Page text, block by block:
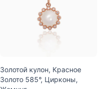
Золотой кулон, Красное
Золото 585°, Цирконы,